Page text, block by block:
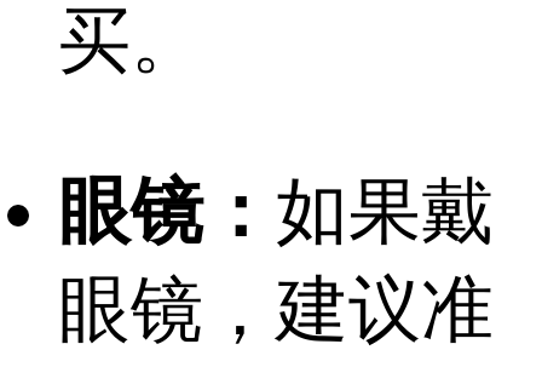
买。
眼镜： 如果戴
眼镜，建议准